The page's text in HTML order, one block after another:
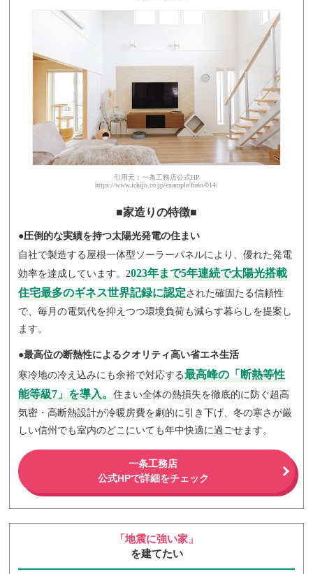
引用元：一条工務店公式HP
https://www.ichijo.co.jp/example/fudo/014/
■家造りの特徴■
●圧倒的な実績を持つ太陽光発電の住まい
自社で製造する屋根一体型ソーラーパネルにより、優れた発電
効率を達成しています。2023年まで5年連続で太陽光搭載
住宅最多のギネス世界記録に認定された確固たる信頼性
で、毎月の電気代を抑えつつ環境負荷も減らす暮らしを提案し
ます。
●最高位の断熱性によるクオリティ高い省エネ生活
寒冷地の冷え込みにも余裕で対応する最高峰の「断熱等性
能等級7」を導入。住まい全体の熱損失を徹底的に防ぐ超高
気密・高断熱設計が冷暖房費を劇的に引き下げ、冬の寒さが厳
しい信州でも室内のどこにいても年中快適に過ごせます。
一条工務店
公式HPで詳細をチェック
「地震に強い家」
を建てたい